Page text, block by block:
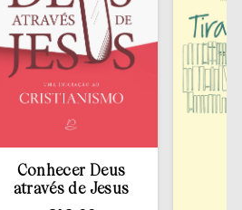
Deus
de Jesus